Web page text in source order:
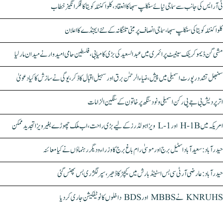
ٹی آر ایس کی جانب سے سماجی نیائے سنکلپ سبھا کا انعقاد، کلواکنٹلہ کویتا کا فکر انگیز خطاب
کلواکنٹلہ کویتا کی سنکلپ سبھا، سماجی انصاف پر مبنی تلنگانہ کے نئے ایجنڈے کا اعلان
مشی گن ڈیموکریٹک سینیٹ پرائمری میں عبدالسعید کی بڑی کامیابی، فلسطین حامی امیدوار نے میدان مار لیا
سنبھل تشدد رپورٹ اسمبلی میں پیش، ضیاء الرحمٰن برق اور سہیل اقبال کا ذکر، یوگی نے سازش کا کیا دعویٰ
اتر پردیش بی جے پی رکن اسمبلی ونود سنگھ پر خاتون کے سنگین الزامات
امریکہ میں H-1B اور L-1 ویزا ہولڈرز کے لیے بڑی راحت، اب ملک چھوڑے بغیر ویزا تجدید ممکن
حیدرآباد: سعیدآباد اسٹیل برج اور موسیٰ رام باغ برج کا وزراء و دیگر رہنماؤں نے کیا معائنہ
حیدرآباد: عارضی آر ٹی سی بس اسٹینڈ بارش میں کیچڑ کا ڈھیر، سپر لگژری بس پھنس گئی
KNRUHS نے MBBS اور BDS داخلوں کا نوٹیفکیشن جاری کر دیا